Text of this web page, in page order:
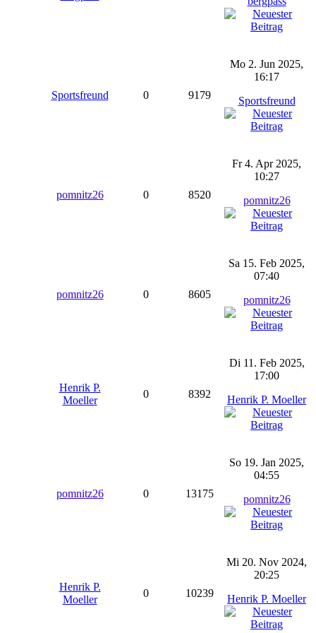
Sportsfreund 0 9179
Mo 2. Jun 2025,
16:17
Sportsfreund
pomnitz26 0 8520
Fr 4. Apr 2025,
10:27
pomnitz26
pomnitz26 0 8605
Sa 15. Feb 2025,
07:40
pomnitz26
Henrik P.
Moeller
0 8392
Di 11. Feb 2025,
17:00
Henrik P. Moeller
pomnitz26 0 13175
So 19. Jan 2025,
04:55
pomnitz26
Henrik P.
Moeller
0 10239
Mi 20. Nov 2024,
20:25
Henrik P. Moeller